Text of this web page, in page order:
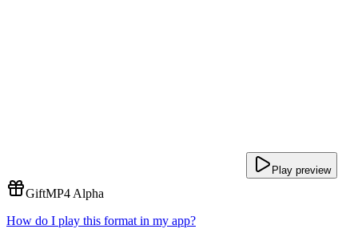
Play preview
GiftMP4 Alpha
How do I play this format in my app?